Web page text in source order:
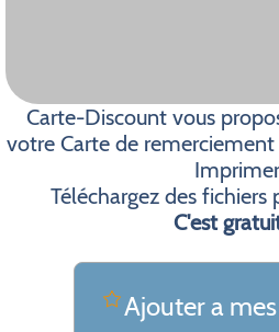
Carte-Discount vous
votre Carte de remerciement
Téléchargez des fichiers
C'est
Ajouter a